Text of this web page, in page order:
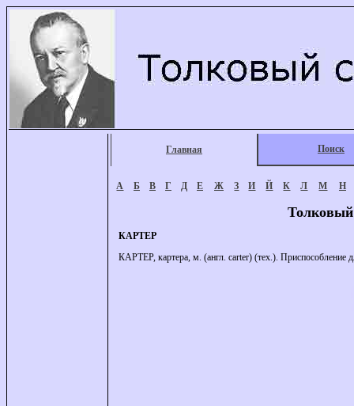
Главная Поиск
А Б В Г Д Е Ж З И Й К Л М Н
КАРТЕР
КАРТЕР, картера, м. (англ. carter) (тех.). Приспособление